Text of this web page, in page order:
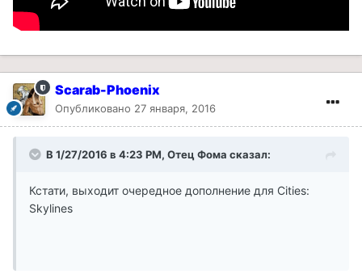
Scarab-Phoenix
Опубликовано 27 января, 2016
В 1/27/2016 в 4:23 PM, Отец Фома сказал:
Кстати, выходит очередное дополнение для Cities:
Skylines